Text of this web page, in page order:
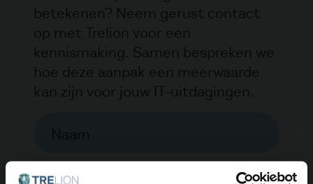
betekenen? Neem gerust contact
op met Trelion voor een
kennismaking. Samen bespreken we
hoe deze aanpak een meerwaarde
kan zijn voor jouw IT-uitdagingen.
Naam